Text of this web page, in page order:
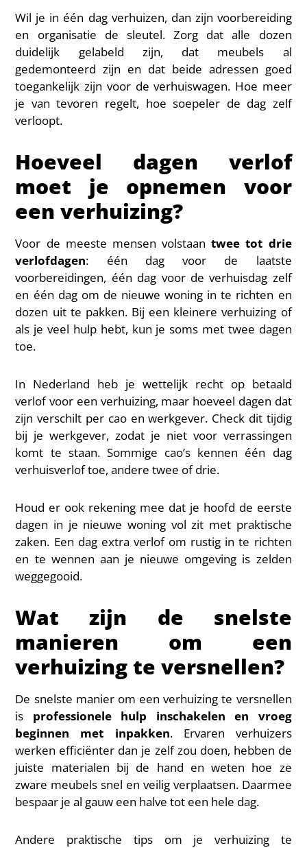
Wil je in één dag verhuizen, dan zijn voorbereiding
en organisatie de sleutel. Zorg dat alle dozen
duidelijk gelabeld zijn, dat meubels al
gedemonteerd zijn en dat beide adressen goed
toegankelijk zijn voor de verhuiswagen. Hoe meer
je van tevoren regelt, hoe soepeler de dag zelf
verloopt.
Hoeveel dagen verlof
moet je opnemen voor
een verhuizing?
Voor de meeste mensen volstaantwee tot drie
verlofdagen: één dag voor de laatste
voorbereidingen, één dag voor de verhuisdag zelf
en één dag om de nieuwe woning in te richten en
dozen uit te pakken. Bij een kleinere verhuizing of
als je veel hulp hebt, kun je soms met twee dagen
toe.
In Nederland heb je wettelijk recht op betaald
verlof voor een verhuizing, maar hoeveel dagen dat
zijn verschilt per cao en werkgever. Check dit tijdig
bij je werkgever, zodat je niet voor verrassingen
komt te staan. Sommige cao’s kennen één dag
verhuisverlof toe, andere twee of drie.
Houd er ook rekening mee dat je hoofd de eerste
dagen in je nieuwe woning vol zit met praktische
zaken. Een dag extra verlof om rustig in te richten
en te wennen aan je nieuwe omgeving is zelden
weggegooid.
Wat zijn de snelste
manieren om een
verhuizing te versnellen?
De snelste manier om een verhuizing te versnellen
is professionele hulp inschakelen en vroeg
beginnen met inpakken. Ervaren verhuizers
werken efficiënter dan je zelf zou doen, hebben de
juiste materialen bij de hand en weten hoe ze
zware meubels snel en veilig verplaatsen. Daarmee
bespaar je al gauw een halve tot een hele dag.
Andere praktische tips om je verhuizing te